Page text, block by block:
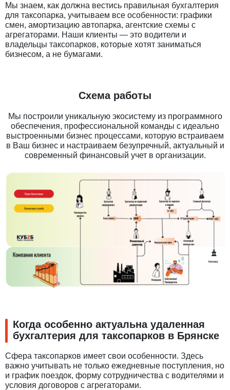
Мы знаем, как должна вестись правильная бухгалтерия
для таксопарка, учитываем все особенности: графики
смен, амортизацию автопарка, агентские схемы с
агрегаторами. Наши клиенты — это водители и
владельцы таксопарков, которые хотят заниматься
бизнесом, а не бумагами.
Схема работы
Мы построили уникальную экосистему из программного
обеспечения, профессиональной команды с идеально
выстроенными бизнес процессами, которую встраиваем
в Ваш бизнес и настраиваем безупречный, актуальный и
современный финансовый учет в организации.
Когда особенно актуальна удаленная
бухгалтерия для таксопарков в Брянске
Сфера таксопарков имеет свои особенности. Здесь
важно учитывать не только ежедневные поступления, но
и график поездок, форму сотрудничества с водителями и
условия договоров с агрегаторами.